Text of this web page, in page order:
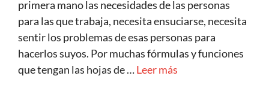
primera mano las necesidades de las personas
para las que trabaja, necesita ensuciarse, necesita
sentir los problemas de esas personas para
hacerlos suyos. Por muchas fórmulas y funciones
que tengan las hojas de …Leer más